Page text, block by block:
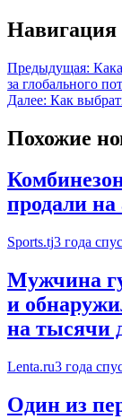
Навигация
Предыдущая:
за глобального
Далее: Как
Похожие
продали на
Sports.tj3 года
Мужчина
и
на тысячи
Lenta.ru3 года
Один из